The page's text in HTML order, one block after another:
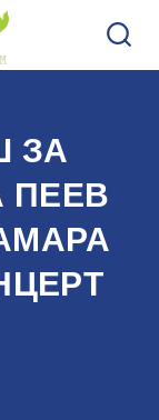
ЗА
ПЕЕВ